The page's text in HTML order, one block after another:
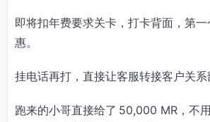
即将扣年费要求关卡，打卡背面，第
惠。
挂电话再打，直接让客服转接客户关系
跑来的小哥直接给了 50,000 MR，不